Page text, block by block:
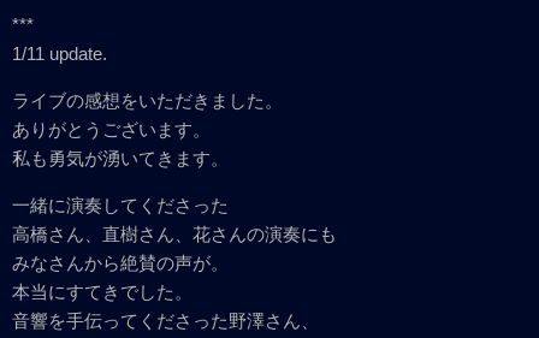
***
1/11 update.
ライブの感想をいただきました。
ありがとうございます。
私も勇気が湧いてきます。
一緒に演奏してくださった
高橋さん、直樹さん、花さんの演奏にも
みなさんから絶賛の声が。
本当にすてきでした。
音響を手伝ってくださった野澤さん、